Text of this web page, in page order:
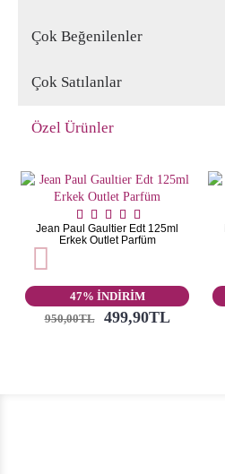
Çok Beğenilenler
Çok Satılanlar
Özel Ürünler
Jean Paul Gaultier Edt 125ml
Erkek Outlet Parfüm
47% İNDİRİM
950,00TL
499,90TL